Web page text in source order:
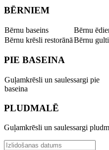
BĒRNIEM
Bērnu baseins
Bērnu
Bērnu krēsli restorānāBērnu
PIE BASEINA
Guļamkrēsli un saulessargi pie
baseina
PLUDMALĒ
Guļamkrēsli un saulessargi